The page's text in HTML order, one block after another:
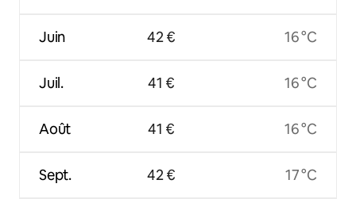
Juin
Juil.
Août
Sept.
42 €
41 €
41 €
42 €
16 °C
16 °C
16 °C
17 °C